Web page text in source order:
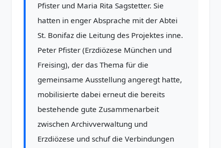
Pfister und Maria Rita Sagstetter. Sie
hatten in enger Absprache mit der Abtei
St. Bonifaz die Leitung des Projektes inne.
Peter Pfister (Erzdiözese München und
Freising), der das Thema für die
gemeinsame Ausstellung angeregt hatte,
mobilisierte dabei erneut die bereits
bestehende gute Zusammenarbeit
zwischen Archivverwaltung und
Erzdiözese und schuf die Verbindungen